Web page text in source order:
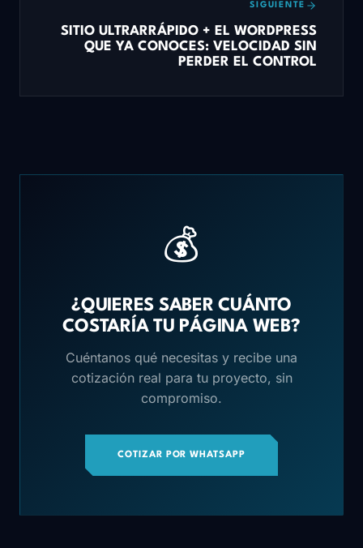
SIGUIENTE
SITIO ULTRARRÁPIDO + EL WORDPRESS
QUE YA CONOCES: VELOCIDAD SIN
PERDER EL CONTROL
💰
¿QUIERES SABER CUÁNTO
COSTARÍA TU PÁGINA WEB?
Cuéntanos qué necesitas y recibe una
cotización real para tu proyecto, sin
compromiso.
COTIZAR POR WHATSAPP